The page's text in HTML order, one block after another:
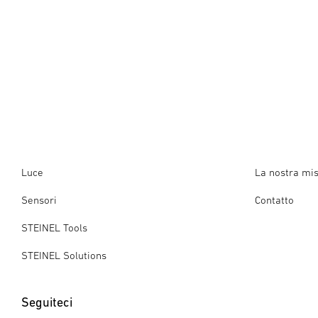
Luce
Sensori
STEINEL Tools
STEINEL Solutions
La nostra
Contatto
Seguiteci